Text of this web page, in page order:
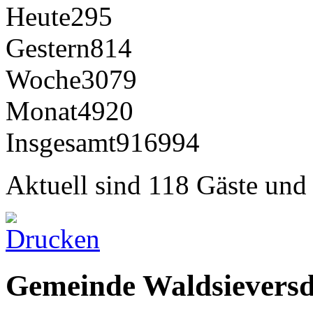
Heute295
Gestern814
Woche3079
Monat4920
Insgesamt916994
Aktuell sind 118 Gäste
Gemeinde